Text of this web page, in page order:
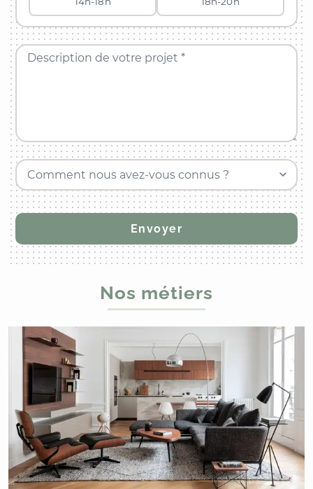
Description de votre projet *
Comment nous avez-vous connus ?
Nos métiers